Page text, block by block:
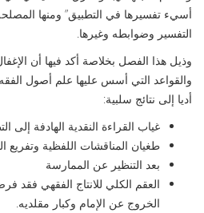
أسيء تفسيرها في التطبيق” ومنها
التفسير وضوابطه وغيرها.
وذيل هذا الفصل بخلاصة أكد فيها أن
والقواعد التي أسس عليها علم أصول
أديا إلى نتائج سلبية:
غياب القراءة النقدية الهادفة إلى
طغيان المناقشات اللفظية
بعد التنظير عن الممارسة
العقم الكلي للانتاج الفقهي فقد
الخروج عن الإمام وكبار مقلديه.